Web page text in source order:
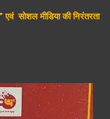
एवं सोशल मीडिया की निरंतरता